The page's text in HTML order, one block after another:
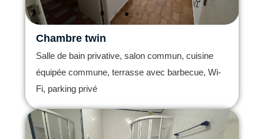
Chambre twin
Salle de bain privative, salon commun, cuisine
équipée commune, terrasse avec barbecue, Wi-
Fi, parking privé